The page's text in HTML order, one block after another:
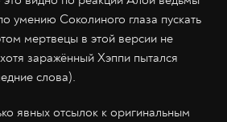
умению Соколиного глаза пускать
мертвецы в этой версии не
заражённый Хэппи пытался
слова).
явных отсылок к оригинальным